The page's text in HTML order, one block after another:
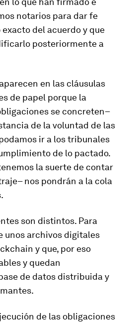
notarios para dar fe
del acuerdo y que
posteriormente a
en las cláusulas
de papel porque la
se concreten–
de la voluntad de las
ir a los tribunales
de lo pactado.
la suerte de contar
nos pondrán a la cola
son distintos. Para
unos archivos digitales
y que, por eso
y quedan
de datos distribuida y
de las obligaciones